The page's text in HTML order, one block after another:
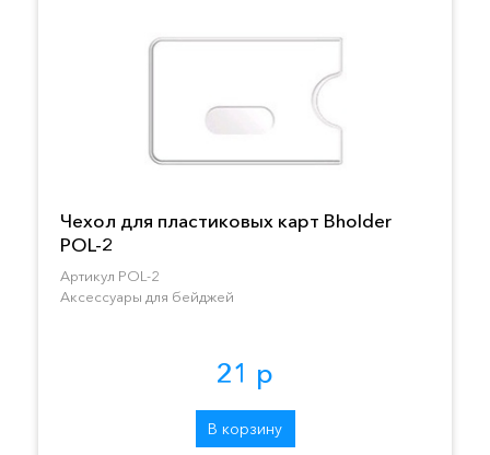
Чехол для пластиковых карт Bholder
POL-2
Артикул POL-2
Аксессуары для бейджей
21 р
В корзину